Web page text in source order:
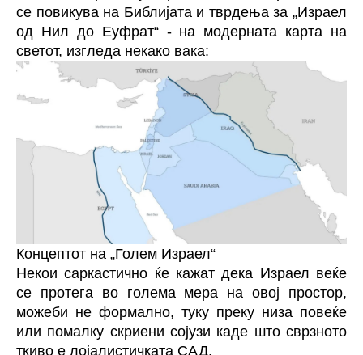
се повикува на Библијата и тврдења за „Израел
од Нил до Еуфрат“ - на модерната карта на
светот, изгледа некако вака:
Концептот на „Голем Израел“
Некои саркастично ќе кажат дека Израел веќе
се протега во голема мера на овој простор,
можеби не формално, туку преку низа повеќе
или помалку скриени сојузи каде што сврзното
ткиво е лојалистичката САД.